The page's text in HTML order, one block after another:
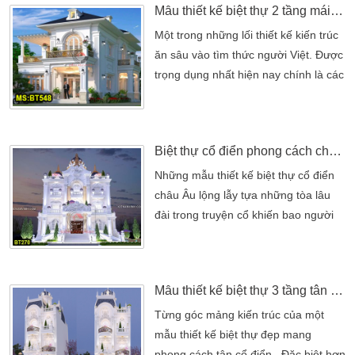
trúc sư của Kiến Trúc Sư Kiến An
Vinh. Chắc chắn khi chiêm ngưỡng
những hình ảnh của mẫu dinh thự 3
tầng tân cổ điển của gia đình Anh […]
Mẫu thiết kế biệt thự 2 tầng mái nhật tân cổ điển 4 phòng ngủ
Một trong những lối thiết kế kiến trúc
ăn sâu vào tìm thức người Việt. Được
trọng dụng nhất hiện nay chính là các
vẫn đảm bảo được nét sang trọng.
BT548 là một mẫu thiết kế biệt thự 2
tầng mái nhật tân cổ điển đẹp. Phù
hợp cho những gia đình […]
Biệt thự cổ điển phong cách châu âu đẹp nhất
Những mẫu thiết kế biệt thự cổ điển
châu Âu lộng lẫy tựa những tòa lâu
đài trong truyện cổ khiến bao người
những biệt thự này còn mang vẻ đẹp
đi cùng năm tháng. Biệt thự cổ điển
luôn xứng đáng là phong cách kiến
Mẫu thiết kế biệt thự 3 tầng tân cổ điển mặt tiền đẹp 8x14m
Từng góc mảng kiến trúc của một
mẫu thiết kế biệt thự đẹp mang